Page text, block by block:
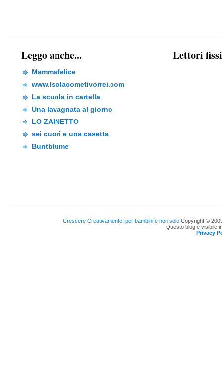
Leggo anche...
Mammafelice
www.Isolacometivorrei.com
La scuola in cartella
Una lavagnata al giorno
LO ZAINETTO
sei cuori e una casetta
Buntblume
Lettori fissi
Crescere Creativamente: per bambini e non solo Copyright ©
Questo blog è visibile
Privacy